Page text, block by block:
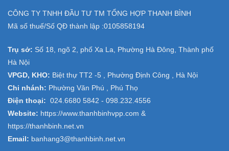
CÔNG TY TNHH ĐẦU TƯ TM TỔNG HỢP THANH BÌNH
Mã số thuế/Số QĐ thành lập :0105858194
Trụ sở: Số 18, ngõ 2, phố Xa La, Phường Hà Đông, Thành phố
Hà Nội
VPGD, KHO: Biệt thự TT2 -5 , Phường Định Công , Hà Nội
Chi nhánh: Phường Văn Phú , Phú Thọ
Điện thoại: 024.6680 5842 - 098.232.4556
Website: https://www.thanhbinhvpp.com &
https://thanhbinh.net.vn
Email: banhang3@thanhbinh.net.vn